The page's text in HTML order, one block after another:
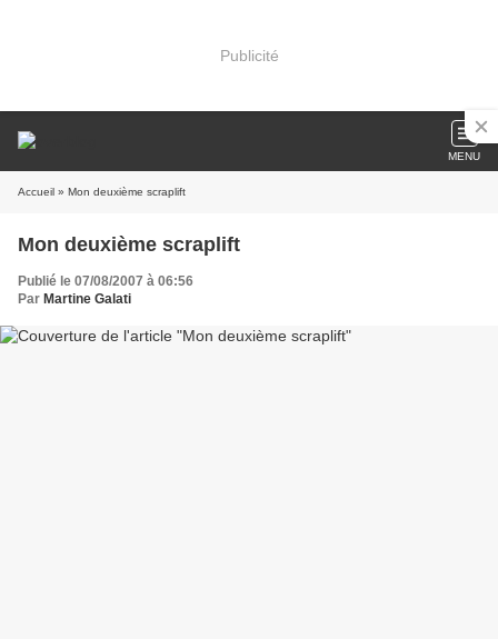
Publicité
MENU
Accueil » Mon deuxième scraplift
Mon deuxième scraplift
Publié le 07/08/2007 à 06:56
Par Martine Galati